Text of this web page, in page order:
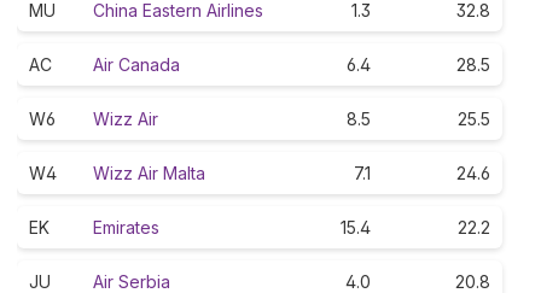
MU China Eastern Airlines 1.3 32.8
AC Air Canada 6.4 28.5
W6 Wizz Air 8.5 25.5
W4 Wizz Air Malta 7.1 24.6
EK Emirates 15.4 22.2
JU Air Serbia 4.0 20.8